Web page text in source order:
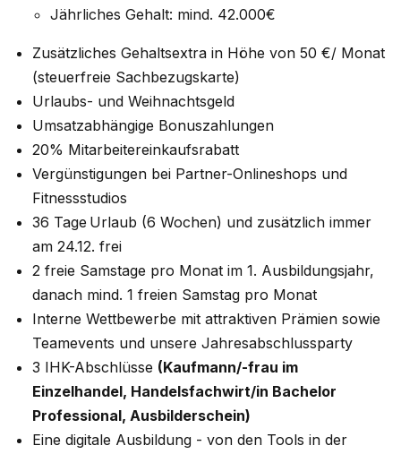
Jährliches Gehalt: mind. 42.000€
Zusätzliches Gehaltsextra in Höhe von 50 €/ Monat
(steuerfreie Sachbezugskarte)
Urlaubs- und Weihnachtsgeld
Umsatzabhängige Bonuszahlungen
20% Mitarbeitereinkaufsrabatt
Vergünstigungen bei Partner-Onlineshops und
Fitnessstudios
36 Tage Urlaub (6 Wochen) und zusätzlich immer
am 24.12. frei
2 freie Samstage pro Monat im 1. Ausbildungsjahr,
danach mind. 1 freien Samstag pro Monat
Interne Wettbewerbe mit attraktiven Prämien sowie
Teamevents und unsere Jahresabschlussparty
3 IHK-Abschlüsse (Kaufmann/-frau im
Einzelhandel, Handelsfachwirt/in Bachelor
Professional, Ausbilderschein)
Eine digitale Ausbildung - von den Tools in der